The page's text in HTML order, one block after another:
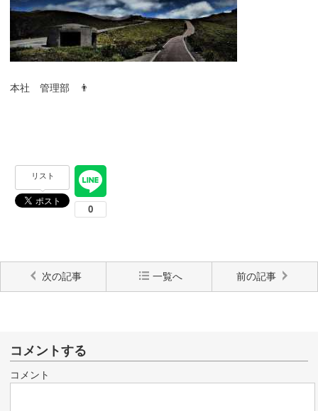
本社 管理部 👨
リスト
次の記事 一覧へ 前の記事
コメントする
コメント